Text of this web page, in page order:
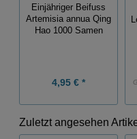
Einjähriger Beifuss
Artemisia annua Qing
Hao 1000 Samen
4,95 € *
Zuletzt angesehen